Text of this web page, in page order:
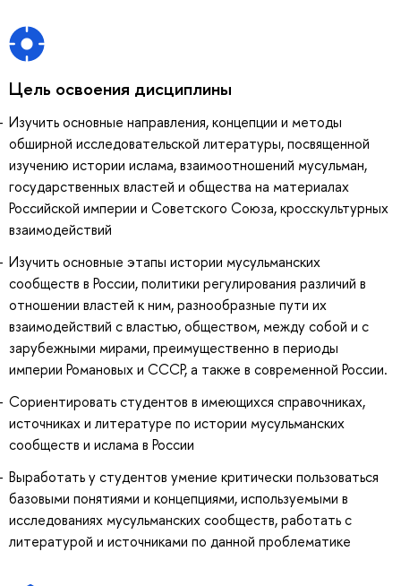
Цель освоения дисциплины
Изучить основные направления, концепции и методы
обширной исследовательской литературы, посвященной
изучению истории ислама, взаимоотношений мусульман,
государственных властей и общества на материалах
Российской империи и Советского Союза, кросскультурных
взаимодействий
Изучить основные этапы истории мусульманских
сообществ в России, политики регулирования различий в
отношении властей к ним, разнообразные пути их
взаимодействий с властью, обществом, между собой и с
зарубежными мирами, преимущественно в периоды
империи Романовых и СССР, а также в современной России.
Сориентировать студентов в имеющихся справочниках,
источниках и литературе по истории мусульманских
сообществ и ислама в России
Выработать у студентов умение критически пользоваться
базовыми понятиями и концепциями, используемыми в
исследованиях мусульманских сообществ, работать с
литературой и источниками по данной проблематике